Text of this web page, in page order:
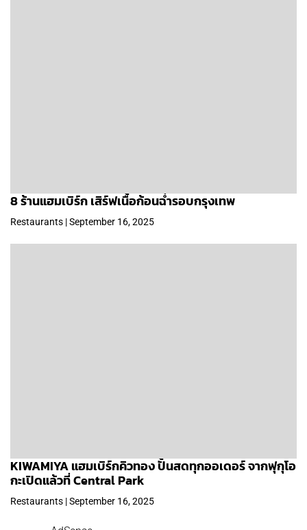
8 ร้านแฮมเบิร์ก เสิร์ฟเนื้อก้อนฉ่ำรอบกรุงเทพ
Restaurants | September 16, 2025
KIWAMIYA แฮมเบิร์กคิวทอง ปั้นสดทุกออเดอร์ จากฟุกุโอ
กะเปิดแล้วที่ Central Park
Restaurants | September 16, 2025